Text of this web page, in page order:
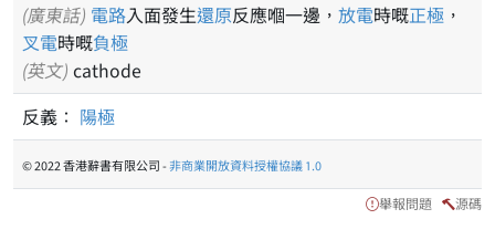
(廣東話) 電路入面發生還原反應嗰一邊， 放電時嘅正極 ，
叉電時嘅負極
(英文) cathode
反義： 陽極
© 2022 香港辭書有限公司 -非商業開放資料授權協議 1.0
舉報問題 源碼